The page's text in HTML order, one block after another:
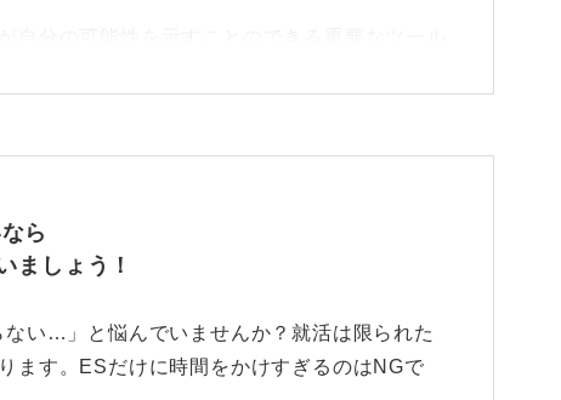
自分の可能性を示すことのできる重要なツール
のかかわり方、ビジネスマナーなどから、成長
すかで企業にポテンシャルをアピールしよ
んでしまう人もいるでしょう。そんなときも、
せん。
ら
ましょう！
ない…」と悩んでいませんか？就活は限られた
ます。ESだけに時間をかけすぎるのはNGで